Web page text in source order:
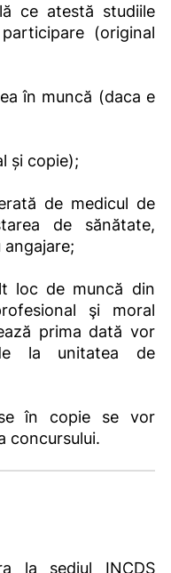
ce atestă studiile
(original
în muncă (daca e
și copie);
de medicul de
de sănătate,
loc de muncă din
şi moral
prima dată vor
la unitatea de
în copie se vor
concursului.
la sediul INCDS